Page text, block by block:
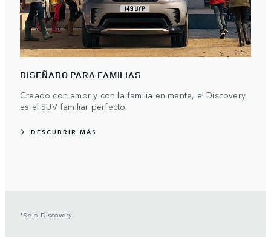
DISEÑADO PARA FAMILIAS
Creado con amor y con la familia en mente, el Discovery
es el SUV familiar perfecto.
DESCUBRIR MÁS
*Solo Discovery.